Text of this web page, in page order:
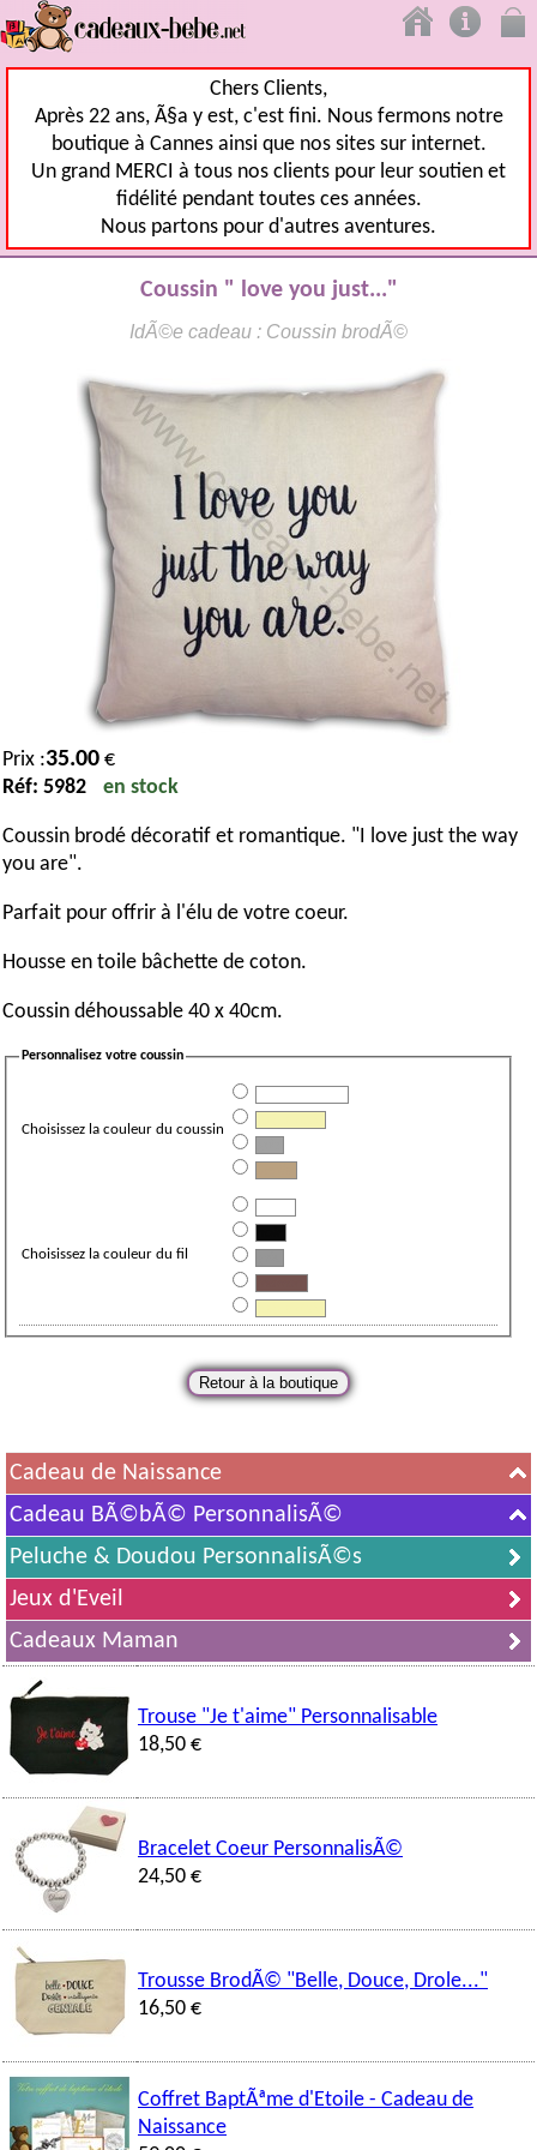
Chers Clients,
Après 22 ans, Ã§a y est, c'est fini. Nous fermons notre
boutique à Cannes ainsi que nos sites sur internet.
Un grand MERCI à tous nos clients pour leur soutien et
fidélité pendant toutes ces années.
Nous partons pour d'autres aventures.
Coussin " love you just..."
IdÃ©e cadeau : Coussin brodÃ©
Prix :35.00 €
Réf: 5982
en stock
Coussin brodé décoratif et romantique. "I love just the way
you are".
Parfait pour offrir à l'élu de votre coeur.
Housse en toile bâchette de coton.
Coussin déhoussable 40 x 40cm.
Personnalisez votre coussin
Choisissez la couleur du coussin
Choisissez la couleur du fil
Cadeau de Naissance
Cadeau BÃ©bÃ© PersonnalisÃ©
Peluche & Doudou PersonnalisÃ©s
Jeux d'Eveil
Cadeaux Maman
Trouse "Je t'aime" Personnalisable
18,50 €
Bracelet Coeur PersonnalisÃ©
24,50 €
Trousse BrodÃ© "Belle, Douce, Drole..."
16,50 €
Coffret BaptÃªme d'Etoile - Cadeau de
Naissance